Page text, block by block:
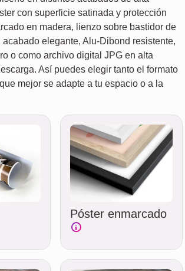
con superficie satinada y protección
en madera, lienzo sobre bastidor de
acabado elegante, Alu-Dibond resistente,
o como archivo digital JPG en alta
Así puedes elegir tanto el formato
mejor se adapte a tu espacio o a la
Póster enmarcado